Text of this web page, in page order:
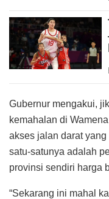
Gubernur mengakui,
kemahalan di
akses jalan darat
satu-satunya adalah
provinsi sendiri harga
“Sekarang ini mahal